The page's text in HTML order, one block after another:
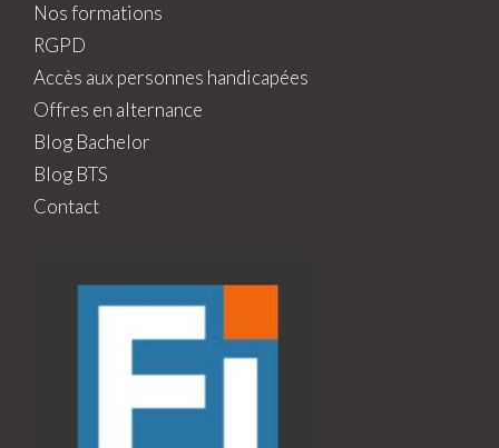
Nos formations
RGPD
Accès aux personnes handicapées
Offres en alternance
Blog Bachelor
Blog BTS
Contact